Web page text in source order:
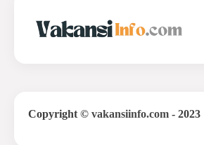
Copyright © vakansiinfo.com - 2023